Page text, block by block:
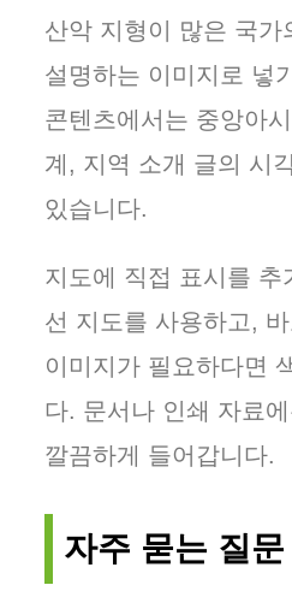
산악 지형이 많은 국가
설명하는 이미지로 넣
콘텐츠에서는 중앙아
계, 지역 소개 글의 시
있습니다.
지도에 직접 표시를
선 지도를 사용하고,
이미지가 필요하다면
다. 문서나 인쇄 자료
깔끔하게 들어갑니다.
자주 묻는 질문